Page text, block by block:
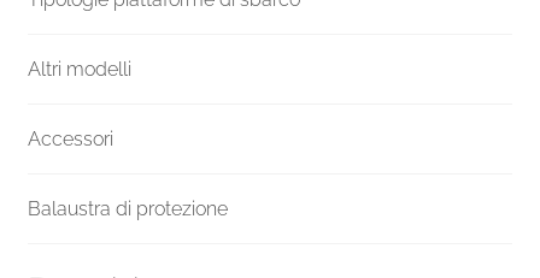
Altri modelli
Accessori
Balaustra di protezione